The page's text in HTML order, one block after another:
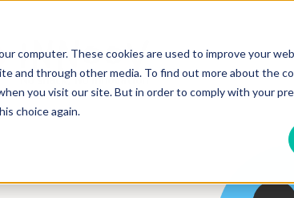
computer. These cookies are used to improve your
and through other media. To find out more about the
you visit our site. But in order to comply with your
choice again.